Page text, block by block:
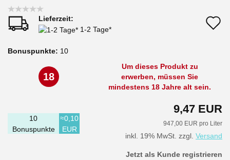
Lieferzeit:
1-2 Tage*
Bonuspunkte: 10
18
Um dieses Produkt zu
erwerben, müssen Sie
mindestens 18 Jahre alt sein.
9,47 EUR
947,00 EUR pro Liter
inkl. 19% MwSt. zzgl. Versand
10
Bonuspunkte
≈0,10
EUR
Jetzt als Kunde registrieren